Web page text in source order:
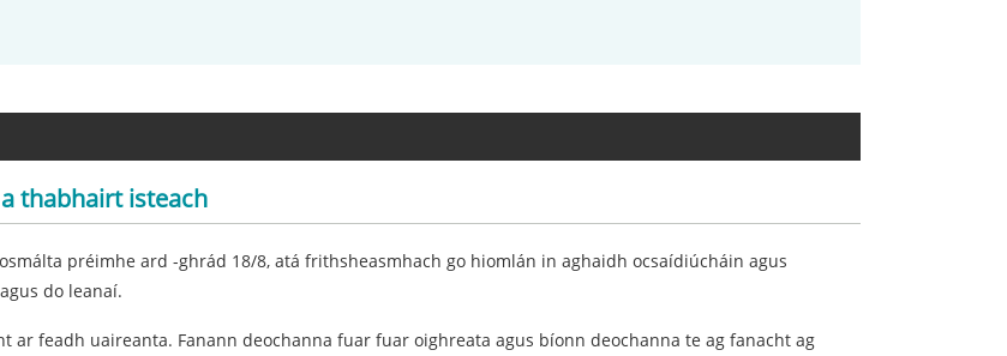
thabhairt isteach
préimhe ard -ghrád 18/8, atá frithsheasmhach go hiomlán in aghaidh ocsaídiúcháin agus
do leanaí.
feadh uaireanta. Fanann deochanna fuar fuar oighreata agus bíonn deochanna te ag fanacht ag